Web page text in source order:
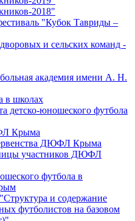
2018"
"Кубок Тавриды –
и сельских команд -
академия имени А. Н.
в школах
детско-юношеского футбола
Крыма
ДЮФЛ Крыма
участников ДЮФЛ
футбола в
и содержание
футболистов на базовом